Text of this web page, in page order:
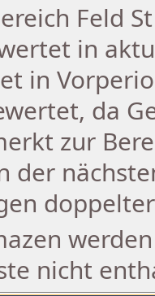
Feld
in
in
da
zur
der
nicht